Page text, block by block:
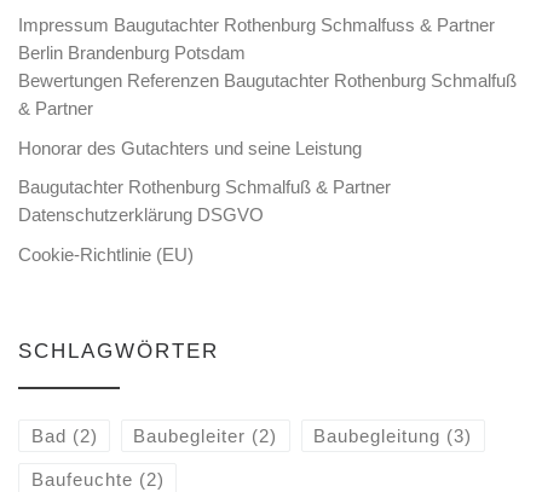
Impressum Baugutachter Rothenburg Schmalfuss & Partner
Berlin Brandenburg Potsdam
Bewertungen Referenzen Baugutachter Rothenburg Schmalfuß
& Partner
Honorar des Gutachters und seine Leistung
Baugutachter Rothenburg Schmalfuß & Partner
Datenschutzerklärung DSGVO
Cookie-Richtlinie (EU)
SCHLAGWÖRTER
Bad (2) Baubegleiter (2) Baubegleitung (3)
Baufeuchte (2)